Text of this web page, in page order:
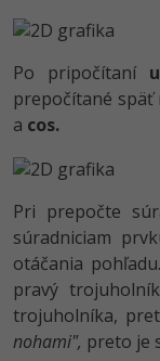
Google
Time
Siete
Blender
Fórum
Po pripočítaní
prepočítané späť
a cos.
Pri prepočte
súradniciam
otáčania
pravý
trojuholníka,
nohami", preto je